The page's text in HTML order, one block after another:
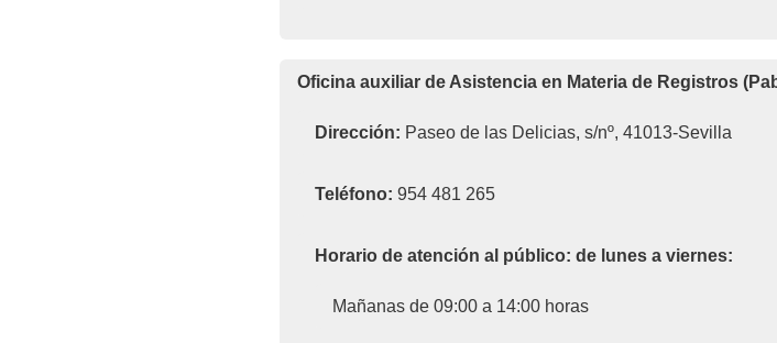
Oficina auxiliar de Asistencia en Materia de Registros
Dirección: Paseo de las Delicias, s/nº, 41013-Sevilla
Teléfono: 954 481 265
Horario de atención al público: de lunes a viernes:
Mañanas de 09:00 a 14:00 horas